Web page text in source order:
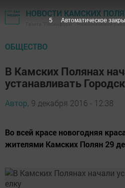
НОВОСТИ КАМСКИХ
Газета "Посинформ" - Нижнекамский
ОБЩЕСТВО
В Камских Полянах
устанавливать
Автор, 9 декабря 2016 - 12:38
Во всей красе новогодняя
жителями Камских Полян 29
4 Автоматическое